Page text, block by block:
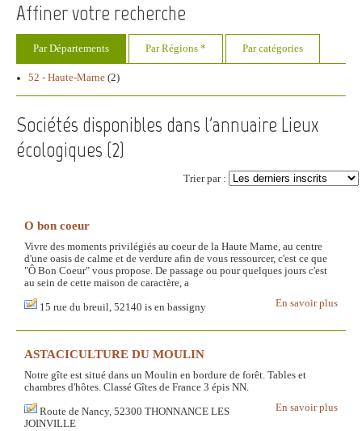
Affiner votre recherche
Par Départements Par Régions * Par catégories
52 - Haute-Marne (2)
Sociétés disponibles dans l'annuaire Lieux
écologiques (2)
Trier par :
O bon coeur
Vivre des moments privilégiés au coeur de la Haute Marne, au centre
d'une oasis de calme et de verdure afin de vous ressourcer, c'est ce que
"Ô Bon Coeur" vous propose. De passage ou pour quelques jours c'est
au sein de cette maison de caractère, a
En savoir plus
15 rue du breuil, 52140 is en bassigny
ASTACICULTURE DU MOULIN
Notre gîte est situé dans un Moulin en bordure de forêt. Tables et
chambres d'hôtes. Classé Gîtes de France 3 épis NN.
En savoir plus
Route de Nancy, 52300 THONNANCE LES
JOINVILLE